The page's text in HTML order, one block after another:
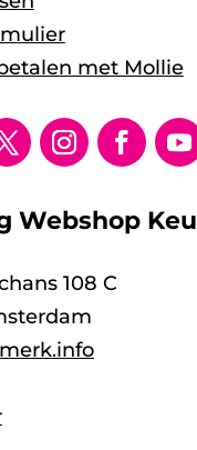
met Mollie
Webshop
108 C